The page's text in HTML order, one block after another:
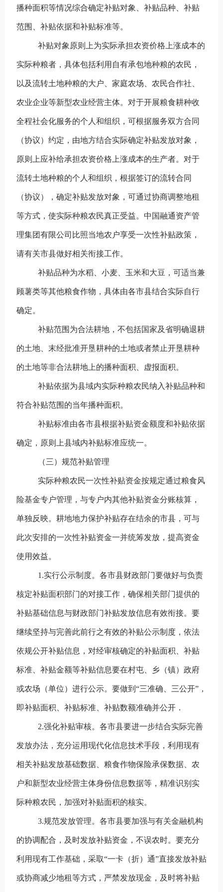
播种面积等情况综合确定补贴对象、补贴品种、补贴
范围、补贴依据和补贴标准等。
补贴对象原则上为实际承担农资价格上涨成本的
实际种粮者，具体包括利用自有承包地种粮的农民，
以及流转土地种粮的大户、家庭农场、农民合作社、
农业企业等新型农业经营主体。对于开展粮食耕种收
全程社会化服务的个人和组织，可根据服务双方合同
（协议）约定，由地方结合实际确定补贴发放对象，
原则上应补给承担农资价格上涨成本的生产者。对于
流转土地种粮的个人和组织，根据签订的流转合同
（协议），确定补贴发放对象，可通过协商调整地租
等方式，使实际种粮农民真正受益。中国融通资产管
理集团有限公司比照当地农户享受一次性补贴政策，
请有关市县做好相关衔接工作。
补贴品种为水稻、小麦、玉米和大豆，可适当兼
顾薯类等其他粮食作物，具体由各市县结合实际自行
确定。
补贴范围为合法耕地，不包括国家及省明确退耕
的土地、末经批准开垦耕种的土地或者禁止开垦耕种
的土地等非合法耕地上的播种面积、虚报面积。
补贴依据为县域内实际种粮农民纳入补贴品种和
符合补贴范围的当年播种面积。
补贴标准由各市县根据补贴资金额度和补贴依据
确定，原则上县域内补贴标准应统一。
（三）规范补贴管理
实际种粮农民一次性补贴资金按规定通过粮食风
险基金专户管理，与专户内其他补贴资金分账核算，
单独反映。耕地地力保护补贴存在结余的市县，可与
此次安排的一次性补贴资金一并统筹发放，提高资金
使用效益。
1.实行公示制度。 各市县财政部门要做好与负责
核定补贴面积部门的对接工作，确保相关部门提供的
补贴基础信息与财政部门补贴发放信息有效衔接。要
继续坚持与完善此前行之有效的补贴公示制度，依法
依规公开补贴信息，对经审核确定的补贴面积、补贴
标准、补贴金额等补贴信息要在村屯、乡（镇）政府
或农场（单位）进行公示。要做到“三准确、三公开”，
即补贴面积、补贴标准、补贴数额准确并公开．
2.强化补贴审核。各市县要进一步结合实际完善
发放办法，充分运用现代化信息技术手段，利用现有
相关补贴发放基础数据、粮食作物保险承保数据、农
户和新型农业经营主体身份信息数据等，精准识别实
际种粮农民，加强对补贴面积的核实。
3.规范发放管理。各市县要加强与有关金融机构
的协调配合，及时发放补贴资金，不误农时。要充分
利用现有工作基础，采取“一卡（折）通”直接发放补贴
或协商减少地租等方式，严禁发放现金，及时将补贴